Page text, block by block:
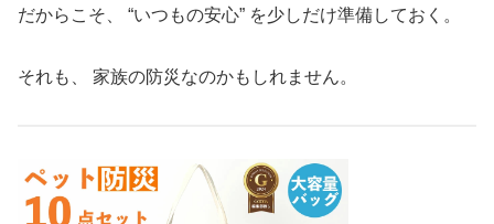
だからこそ、 “いつもの安心” を少しだけ準備しておく。
それも、 家族の防災なのかもしれません。